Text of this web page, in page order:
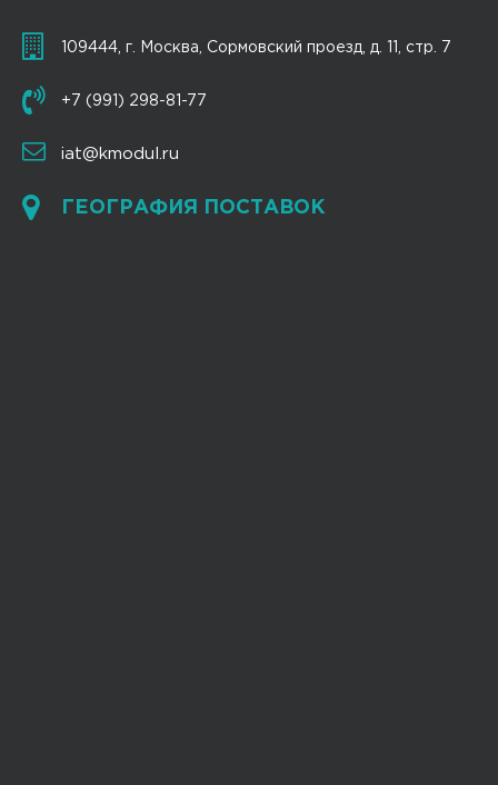
109444, г. Москва, Сормовский проезд, д. 11, стр. 7
+7 (991) 298-81-77
iat@kmodul.ru
ГЕОГРАФИЯ ПОСТАВОК